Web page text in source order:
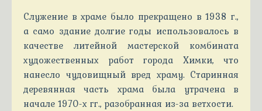
Служение в храме было прекращено в 1938 г.,
а само здание долгие годы использовалось в
качестве литейной мастерской комбината
художественных работ города Химки, что
нанесло чудовищный вред храму. Старинная
деревянная часть храма была утрачена в
начале 1970-х гг., разобранная из-за ветхости.